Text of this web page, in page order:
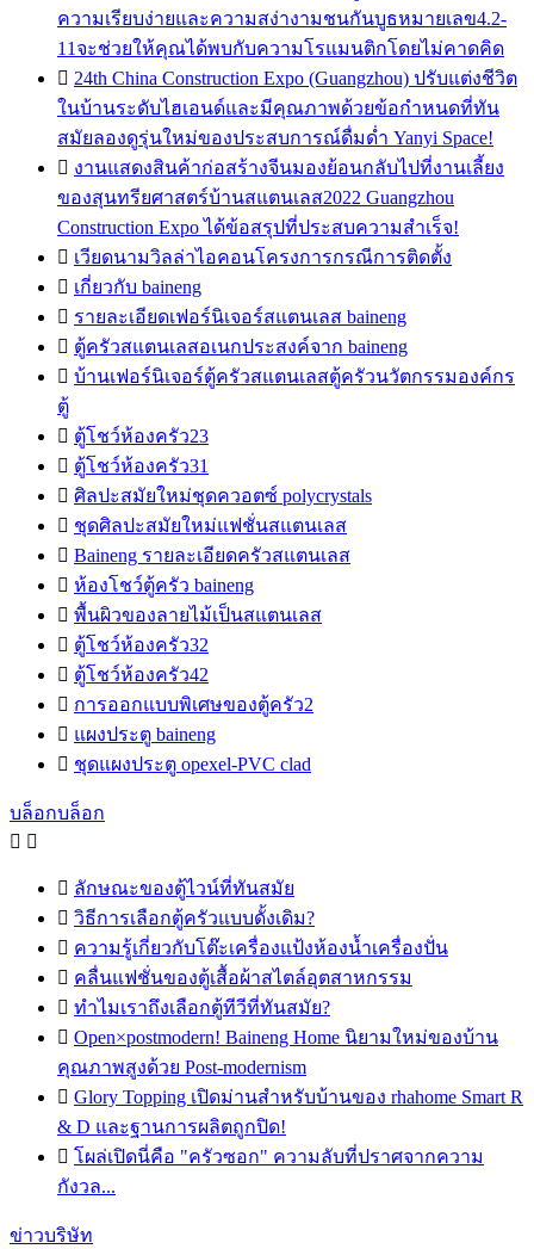
ความเรียบง่ายและความสง่างามชนกันบูธหมายเลข4.2-
11จะช่วยให้คุณได้พบกับความโรแมนติกโดยไม่คาดคิด
 24th China Construction Expo (Guangzhou) ปรับแต่งชีวิต
ในบ้านระดับไฮเอนด์และมีคุณภาพด้วยข้อกำหนดที่ทัน
สมัยลองดูรุ่นใหม่ของประสบการณ์ดื่มด่ำ Yanyi Space!
 งานแสดงสินค้าก่อสร้างจีนมองย้อนกลับไปที่งานเลี้ยง
ของสุนทรียศาสตร์บ้านสแตนเลส2022 Guangzhou
Construction Expo ได้ข้อสรุปที่ประสบความสำเร็จ!
 เวียดนามวิลล่าไอคอนโครงการกรณีการติดตั้ง
 เกี่ยวกับ baineng
 รายละเอียดเฟอร์นิเจอร์สแตนเลส baineng
 ตู้ครัวสแตนเลสอเนกประสงค์จาก baineng
 บ้านเฟอร์นิเจอร์ตู้ครัวสแตนเลสตู้ครัวนวัตกรรมองค์กร
ตู้
 ตู้โชว์ห้องครัว23
 ตู้โชว์ห้องครัว31
 ศิลปะสมัยใหม่ชุดควอตซ์ polycrystals
 ชุดศิลปะสมัยใหม่แฟชั่นสแตนเลส
 Baineng รายละเอียดครัวสแตนเลส
 ห้องโชว์ตู้ครัว baineng
 พื้นผิวของลายไม้เป็นสแตนเลส
 ตู้โชว์ห้องครัว32
 ตู้โชว์ห้องครัว42
 การออกแบบพิเศษของตู้ครัว2
 แผงประตู baineng
 ชุดแผงประตู opexel-PVC clad
บล็อกบล็อก
 
 ลักษณะของตู้ไวน์ที่ทันสมัย
 วิธีการเลือกตู้ครัวแบบดั้งเดิม?
 ความรู้เกี่ยวกับโต๊ะเครื่องแป้งห้องน้ำเครื่องปั่น
 คลื่นแฟชั่นของตู้เสื้อผ้าสไตล์อุตสาหกรรม
 ทำไมเราถึงเลือกตู้ทีวีที่ทันสมัย?
 Open×postmodern! Baineng Home นิยามใหม่ของบ้าน
คุณภาพสูงด้วย Post-modernism
 Glory Topping เปิดม่านสำหรับบ้านของ rhahome Smart R
& D และฐานการผลิตถูกปิด!
 โผล่เปิดนี่คือ "ครัวซอก" ความลับที่ปราศจากความ
กังวล...
ข่าวบริษัท